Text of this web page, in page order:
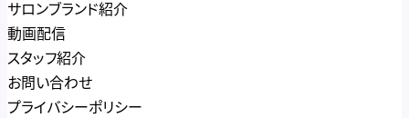
サロンブランド紹介
動画配信
スタッフ紹介
お問い合わせ
プライバシーポリシー